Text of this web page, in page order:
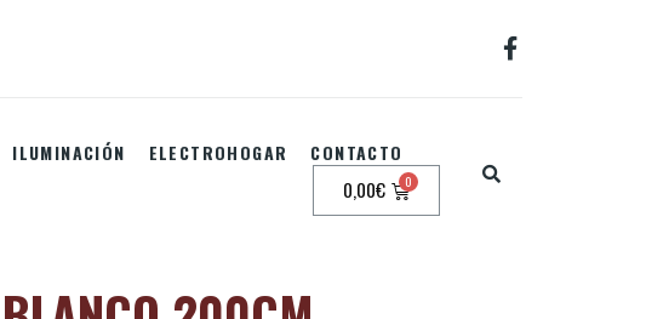
ILUMINACIÓN ELECTROHOGAR CONTACTO
0,00€